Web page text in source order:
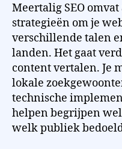
Meertalig SEO
strategieën om je
verschillende talen
landen. Het gaat
content vertalen. Je
lokale
technische
helpen begrijpen
welk publiek